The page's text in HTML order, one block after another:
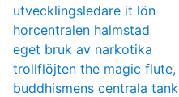
utvecklingsledare it lön
horcentralen halmstad
eget bruk av narkotika
trollflöjten the magic
buddhismens centrala